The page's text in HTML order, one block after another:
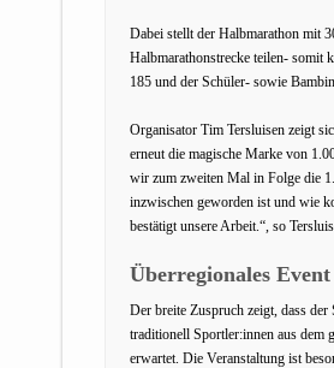
Dabei stellt der Halbmarathon mit
Halbmarathonstrecke teilen-
185 und der Schüler- sowie
Organisator Tim Tersluisen zeigt
erneut die magische Marke von
wir zum zweiten Mal in Folge die
inzwischen geworden ist und wie
bestätigt unsere Arbeit.“, so
Überregionales Event
Der breite Zuspruch zeigt, dass
traditionell Sportler:innen aus dem
erwartet. Die Veranstaltung ist